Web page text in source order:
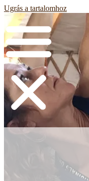
Ugrás a tartalomhoz